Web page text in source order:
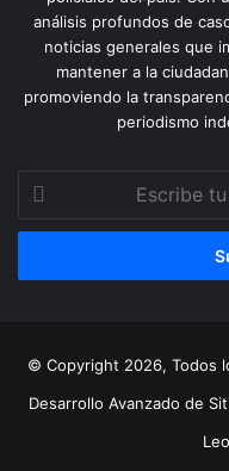
análisis profundos de
noticias generales que
mantener a la
promoviendo la
periodismo
correo
© Copyright 2026, Todos
Desarrollo Avanzado de